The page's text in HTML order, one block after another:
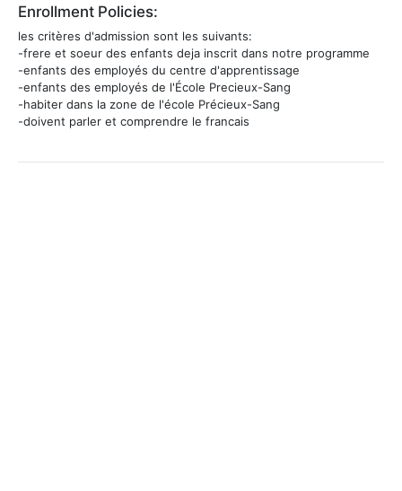
Enrollment Policies:
les critères d'admission sont les suivants:
-frere et soeur des enfants deja inscrit dans notre programme
-enfants des employés du centre d'apprentissage
-enfants des employés de l'École Precieux-Sang
-habiter dans la zone de l'école Précieux-Sang
-doivent parler et comprendre le francais